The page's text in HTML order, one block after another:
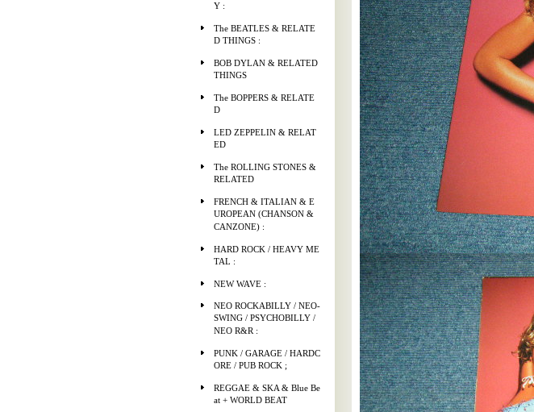
Y :
The BEATLES & RELATE
D THINGS :
BOB DYLAN & RELATED
THINGS
The BOPPERS & RELATE
D
LED ZEPPELIN & RELAT
ED
The ROLLING STONES &
RELATED
FRENCH & ITALIAN & E
UROPEAN (CHANSON &
CANZONE) :
HARD ROCK / HEAVY ME
TAL :
NEW WAVE :
NEO ROCKABILLY / NEO-
SWING / PSYCHOBILLY /
NEO R&R :
PUNK / GARAGE / HARDC
ORE / PUB ROCK ;
REGGAE & SKA & Blue Be
at + WORLD BEAT